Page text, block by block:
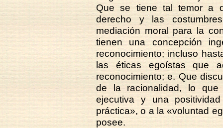
Que se tiene tal temor a
derecho y las
mediación moral para la
tienen una concepción
reconocimiento; incluso
las éticas egoístas que
reconocimiento; e. Que
de la racionalidad, lo
ejecutiva y una
práctica», o a la «voluntad
posee.